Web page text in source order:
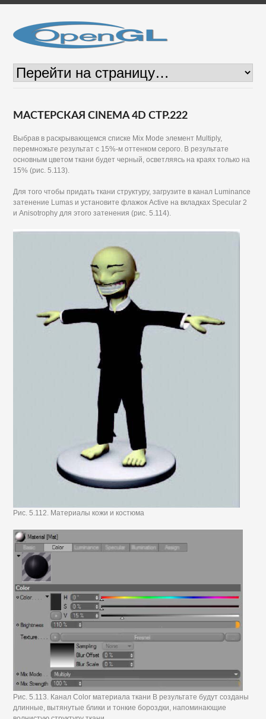
МАСТЕРСКАЯ CINEMA 4D СТР.222
Выбрав в раскрывающемся списке Mix Mode элемент Multiply,
перемножьте результат с 15%-м оттенком серого. В результате
основным цветом ткани будет черный, осветляясь на краях только на
15% (рис. 5.113).
Для того чтобы придать ткани структуру, загрузите в канал Luminance
затенение Lumas и установите флажок Active на вкладках Specular 2
и Anisotrophy для этого затенения (рис. 5.114).
Рис. 5.112. Материалы кожи и костюма
Рис. 5.113. Канал Color материала ткани В результате будут созданы
длинные, вытянутые блики и тонкие бороздки, напоминающие